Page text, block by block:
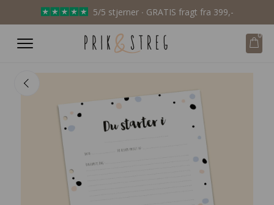
5/5 stjerner ∙ GRATIS fragt fra 399,-
0